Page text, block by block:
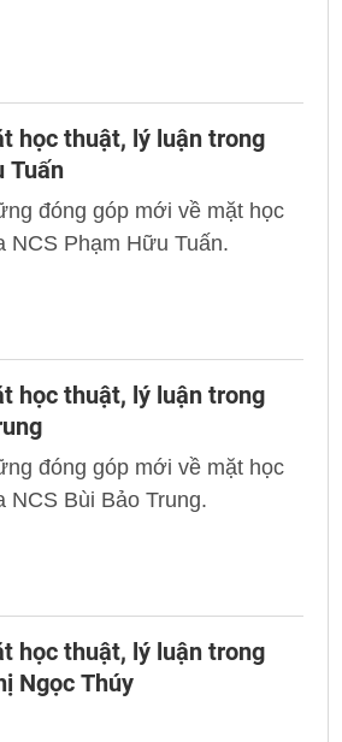
học thuật, lý luận trong
Tuấn
đóng góp mới về mặt học
NCS Phạm Hữu Tuấn.
học thuật, lý luận trong
đóng góp mới về mặt học
NCS Bùi Bảo Trung.
học thuật, lý luận trong
Ngọc Thúy